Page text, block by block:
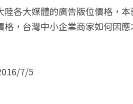
各大媒體的廣告版位價格，
，台灣中小企業商家如何因
7/5